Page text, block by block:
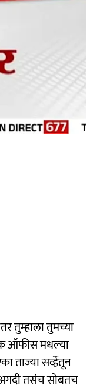
तुम्हाला तुमच्या
ऑफीस मधल्या
ताज्या सर्व्हेतून
तसंच सोबतच